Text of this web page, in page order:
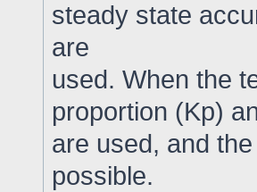
steady state
are
used. When the
proportion (Kp)
are used, and
possible.